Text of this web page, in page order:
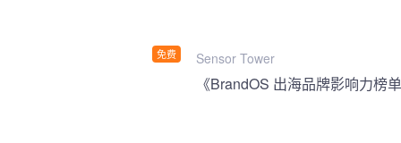
免费 Sensor Tower
《BrandOS 出海品牌影响力榜